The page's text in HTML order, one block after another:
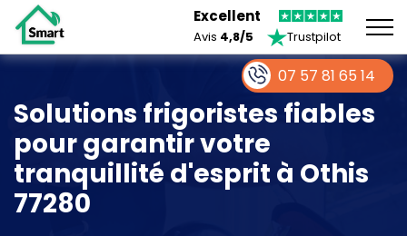
Excellent
Avis 4,8/5 Trustpilot
Solutions frigoristes fiables
pour garantir votre
tranquillité d'esprit à Othis
77280
07 57 81 65 14